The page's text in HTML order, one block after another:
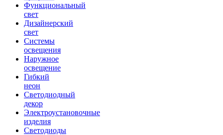
Функциональный
свет
Дизайнерский
свет
Системы
освещения
Наружное
освещение
Гибкий
неон
Светодиодный
декор
Электроустановочные
изделия
Светодиоды